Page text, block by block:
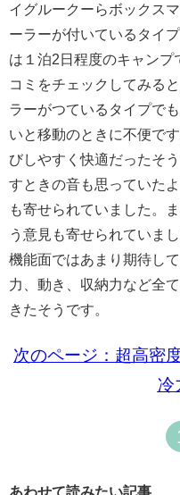
イグルークーらボックス
ーラーが付いているタイ
は１泊2日程度のキャンプ
コミをチェックしてみる
ラーがつているタイプで
いと移動のときに不便で
びしやすく快適だったそ
すときの音も思っていた
も寄せられていました。
う意見も寄せられていま
機能面ではあまり期待し
力、動き、収納力など全
きたそうです。
次のページ：超高密
冷
あわせて読みたい記事